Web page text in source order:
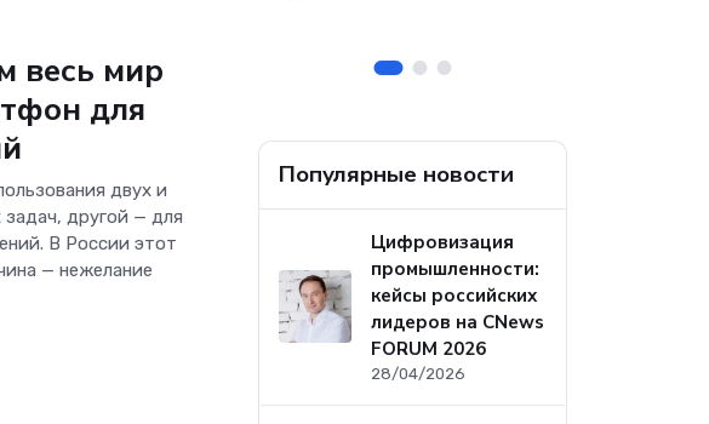
весь мир
для
двух и
другой — для
В России этот
— нежелание
Популярные новости
Цифровизация
промышленности:
кейсы российских
лидеров на CNews
FORUM 2026
28/04/2026